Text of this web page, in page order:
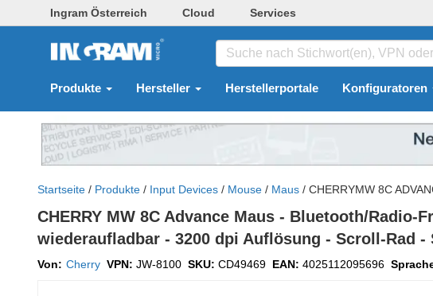
Ingram Österreich Cloud Services
Produkte Hersteller Herstellerportale Konfiguratoren
Startseite / Produkte / Input Devices / Mouse / Maus / CHERRYMW 8C
CHERRY MW 8C Advance Maus - Bluetooth/Radio-
wiederaufladbar - 3200 dpi Auflösung - Scroll-Rad -
Von: Cherry VPN: JW-8100 SKU: CD49469 EAN: 4025112095696